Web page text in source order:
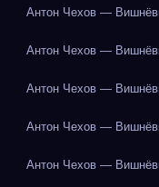
Антон Чехов —
Антон Чехов —
Антон Чехов —
Антон Чехов —
Антон Чехов —